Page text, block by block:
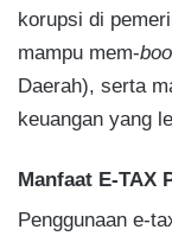
korupsi di
mampu mem-
Daerah), serta
keuangan yang
Manfaat E-TAX
Penggunaan e-